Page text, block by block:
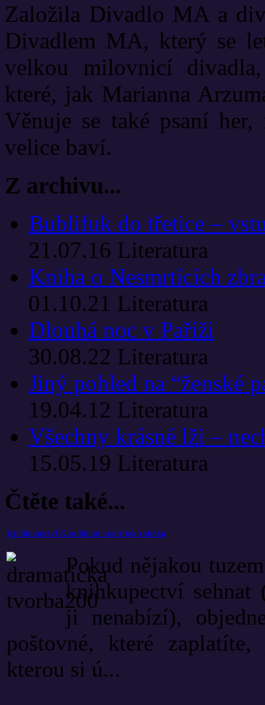
Založila Divadlo MA a
Divadlem MA, který se
velkou milovnicí
které, jak Marianna
Věnuje se také psaní
velice baví.
Z archivu...
Bublifuk do třetice –
21.07.16 Literatura
Kniha o Nesmrtících
01.10.21 Literatura
Dlouhá noc v Paříži
30.08.22 Literatura
Jiný pohled na “ženské
19.04.12 Literatura
Všechny krásné lži –
15.05.19 Literatura
Čtěte také...
Knihkupectví Karolinum krade jako straka
Pokud nějakou
knihkupectví sehnat
ji nenabízí),
poštovné, které
kterou si ú...